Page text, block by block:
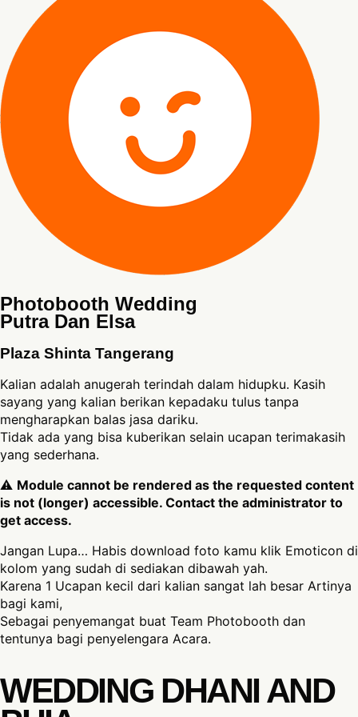
Photobooth Wedding
Putra Dan Elsa
Plaza Shinta Tangerang
Kalian adalah anugerah terindah dalam hidupku. Kasih
sayang yang kalian berikan kepadaku tulus tanpa
mengharapkan balas jasa dariku.
Tidak ada yang bisa kuberikan selain ucapan terimakasih
yang sederhana.
⚠ Module cannot be rendered as the requested content
is not (longer) accessible. Contact the administrator to
get access.
Jangan Lupa… Habis download foto kamu klik Emoticon di
kolom yang sudah di sediakan dibawah yah.
Karena 1 Ucapan kecil dari kalian sangat lah besar Artinya
bagi kami,
Sebagai penyemangat buat Team Photobooth dan
tentunya bagi penyelengara Acara.
WEDDING DHANI AND